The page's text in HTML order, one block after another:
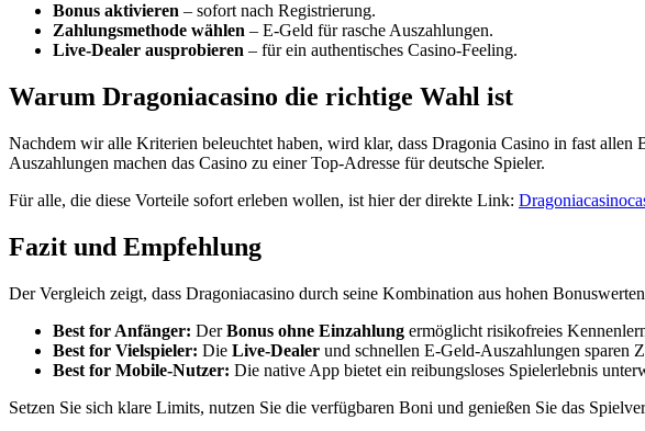
Bonus aktivieren – sofort nach Registrierung.
Zahlungsmethode wählen – E‑Geld für rasche Auszahlungen.
Live‑Dealer ausprobieren – für ein authentisches Casino‑Feeling.
Warum Dragoniacasino die richtige Wahl ist
Nachdem wir alle Kriterien beleuchtet haben, wird klar, dass Dragonia Casino in fast
Auszahlungen machen das Casino zu einer Top‑Adresse für deutsche Spieler.
Für alle, die diese Vorteile sofort erleben wollen, ist hier der direkte Link:
Fazit und Empfehlung
Der Vergleich zeigt, dass Dragoniacasino durch seine Kombination aus hohen
Best for Anfänger: DerBonus ohne Einzahlung ermöglicht risikofreies
Best for Vielspieler: Die Live‑Dealer und schnellen E‑Geld‑Auszahlungen sparen
Best for Mobile‑Nutzer: Die native App bietet ein reibungsloses Spielerlebnis
Setzen Sie sich klare Limits, nutzen Sie die verfügbaren Boni und genießen Sie das